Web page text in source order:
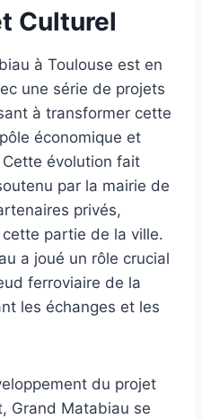
Culturel
à Toulouse est en
une série de projets
à transformer cette
économique et
évolution fait
par la mairie de
privés,
partie de la ville.
a joué un rôle crucial
ferroviaire de la
les échanges et les
du projet
Grand Matabiau se